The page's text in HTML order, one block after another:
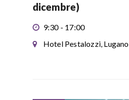
dicembre)
9:30 - 17:00
Hotel Pestalozzi, Lugano